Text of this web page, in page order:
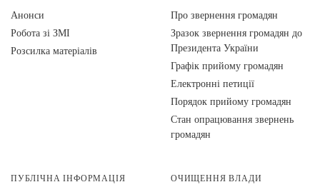
Анонси
Робота зі ЗМІ
Розсилка матеріалів
Про звернення громадян
Зразок звернення громадян до
Президента України
Графік прийому громадян
Електронні петиції
Порядок прийому громадян
Стан опрацювання звернень
громадян
ПУБЛІЧНА ІНФОРМАЦІЯ ОЧИЩЕННЯ ВЛАДИ